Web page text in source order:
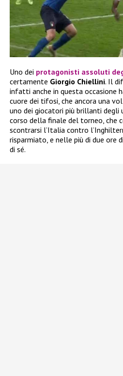
Uno dei protagonisti assoluti
certamente Giorgio Chiellini. Il
infatti anche in questa occasione
cuore dei tifosi, che ancora una
uno dei giocatori più brillanti degli
corso della finale del torneo, che
scontrarsi l’Italia contro
risparmiato, e nelle più di due ore
di sé.